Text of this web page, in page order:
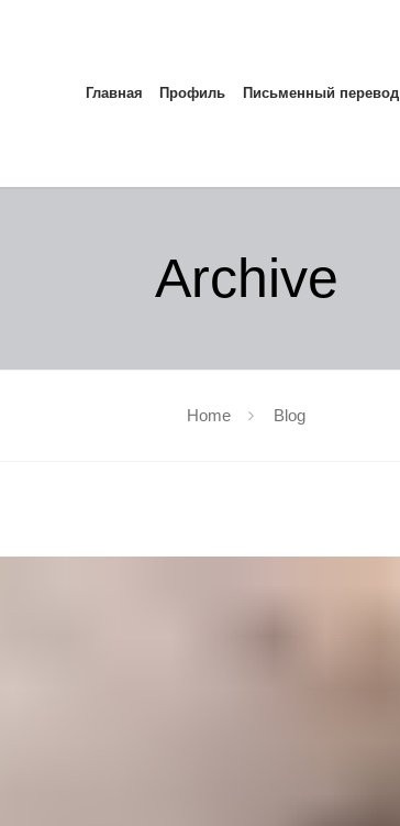
Главная Профиль Письменный перевод
Archive
Home Blog